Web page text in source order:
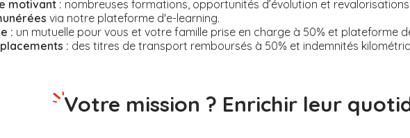
motivant : nombreuses formations, opportunités d’évolution et
via notre plateforme d'e-learning.
: un mutuelle pour vous et votre famille prise en charge à 50% et plateforme
: des titres de transport remboursés à 50% et indemnités
Votre mission ? Enrichir leur